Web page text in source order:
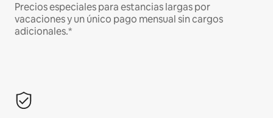
Precios especiales para estancias largas por
vacaciones y un único pago mensual sin cargos
adicionales.*